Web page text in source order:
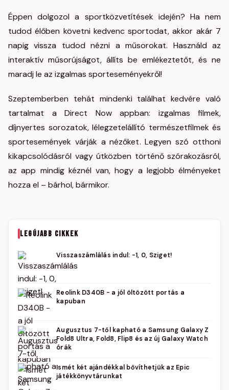
Éppen dolgozol a sportközvetítések idején? Ha nem
tudod élőben követni kedvenc sportodat, akkor akár 7
napig vissza tudod nézni a műsorokat. Használd az
interaktív műsorújságot, állíts be emlékeztetőt, és ne
maradj le az izgalmas sporteseményekről!
Szeptemberben tehát mindenki találhat kedvére való
tartalmat a Direct Now appban: izgalmas filmek,
díjnyertes sorozatok, lélegzetelállító természetfilmek és
sportesemények várják a nézőket. Legyen szó otthoni
kikapcsolódásról vagy útközben történő szórakozásról,
az app mindig kéznél van, hogy a legjobb élményeket
hozza el – bárhol, bármikor.
LEGÚJABB CIKKEK
Visszaszámlálás indul: -1, 0, Sziget!
Reolink D340B - a jól öltözött portás a
kapuban
Augusztus 7-től kapható a Samsung Galaxy Z
Fold8 Ultra, Fold8, Flip8 és az új Galaxy Watch
órák
Ismét két ajándékkal bővíthetjük az Epic
játékkönyvtárunkat